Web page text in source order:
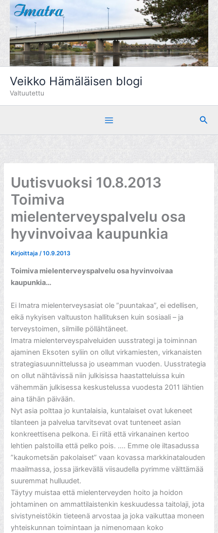
Siirry
sisältöön
Veikko Hämäläisen blogi
Valtuutettu
Hae
Uutisvuoksi 10.8.2013
Toimiva
mielenterveyspalvelu osa
hyvinvoivaa kaupunkia
Kirjoittaja/10.9.2013
Toimiva mielenterveyspalvelu osa hyvinvoivaa
kaupunkia…
Ei Imatra mielenterveysasiat ole ”puuntakaa”, ei edellisen,
eikä nykyisen valtuuston hallituksen kuin sosiaali – ja
terveystoimen, silmille pöllähtäneet.
Imatra mielenterveyspalveluiden uusstrategi ja toiminnan
ajaminen Eksoten syliin on ollut virkamiesten, virkanaisten
strategiasuunnittelussa jo useamman vuoden. Uusstrategia
on ollut nähtävissä niin julkisissa haastatteluissa kuin
vähemmän julkisessa keskustelussa vuodesta 2011 lähtien
aina tähän päivään.
Nyt asia polttaa jo kuntalaisia, kuntalaiset ovat lukeneet
tilanteen ja palvelua tarvitsevat ovat tunteneet asian
konkreettisena pelkona. Ei riitä että virkanainen kertoo
lehtien palstoilla että pelko pois. …. Emme ole iltasadussa
”kaukometsän pakolaiset” vaan kovassa markkinatalouden
maailmassa, jossa järkevällä viisaudella pyrimme välttämää
suuremmat hulluudet.
Täytyy muistaa että mielenterveyden hoito ja hoidon
johtaminen on ammattilaistenkin keskuudessa taitolaji, jota
sivistyneistökin tieteenä arvostaa ja joka vaikuttaa moneen
yhteiskunnan toimintaan ja nimenomaan koko